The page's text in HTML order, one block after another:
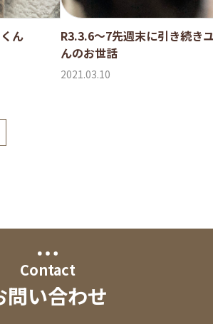
ん
R3.3.6〜7先週末に引き続き
んのお世話
2021.03.10
Contact
問い合わせ